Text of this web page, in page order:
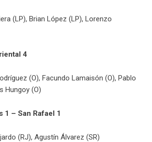
(LP), Brian López (LP), Lorenzo
4
(O), Facundo Lamaisón (O), Pablo
Hungoy (O)
1 – San Rafael 1
(RJ), Agustín Álvarez (SR)